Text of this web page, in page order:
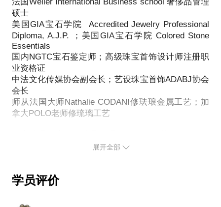
如何选择适合自己的款式，不过分追求大牌珠宝
分享超高性价比的首饰买法。
教您相同品质的钻石、宝石的高性价比选购秘诀
硕士
美国GIA宝石学院 Accredited Jewelry Professional
Diploma, A.J.P. ；美国GIA宝石学院 Colored Stone
Essentials
国内NGTC宝石鉴定师；高级珠宝首饰设计师注册职
业资格证
中法文化传媒协会副会长；艺设珠宝首饰ADABJ协会
会长
师从法国大师Nathalie CODANI修珐琅金属工艺；加
拿大POLO老师修琉璃工艺
宝石鉴定师资格证，14年获得高级珠宝首饰设计师注
修当代首饰金属工艺，师从法国大师Nathalie
璃工艺。
展开全部
学员评价